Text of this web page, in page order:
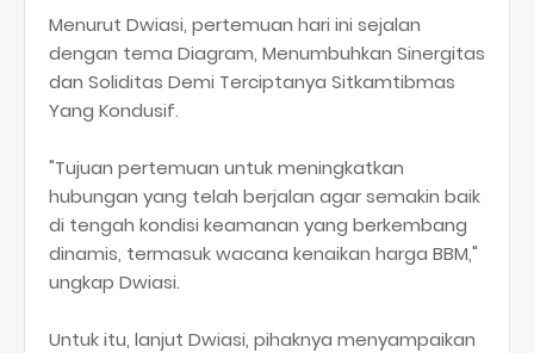
Menurut Dwiasi, pertemuan hari ini sejalan
dengan tema Diagram, Menumbuhkan Sinergitas
dan Soliditas Demi Terciptanya Sitkamtibmas
Yang Kondusif.
"Tujuan pertemuan untuk meningkatkan
hubungan yang telah berjalan agar semakin baik
di tengah kondisi keamanan yang berkembang
dinamis, termasuk wacana kenaikan harga BBM,"
ungkap Dwiasi.
Untuk itu, lanjut Dwiasi, pihaknya menyampaikan